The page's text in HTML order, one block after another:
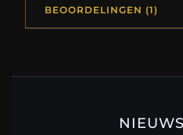
BEOORDELINGEN (1)